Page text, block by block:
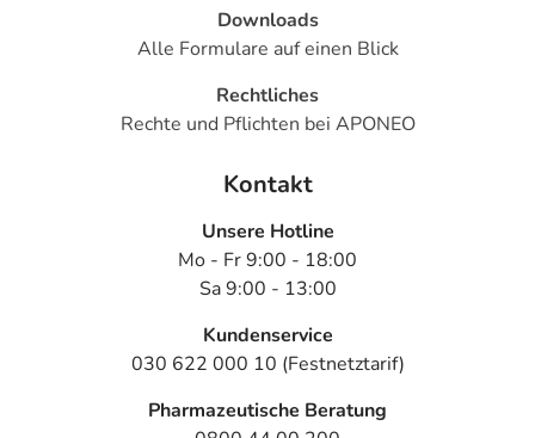
Downloads
Alle Formulare auf einen Blick
Rechtliches
Rechte und Pflichten bei APONEO
Kontakt
Unsere Hotline
Mo - Fr 9:00 - 18:00
Sa 9:00 - 13:00
Kundenservice
030 622 000 10 (Festnetztarif)
Pharmazeutische Beratung